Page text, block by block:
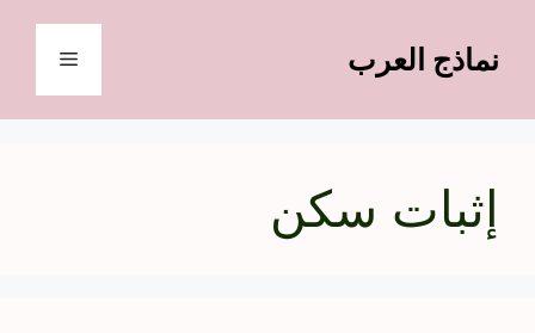
المحتوىنماذج العرب القائمة
إثبات سكن